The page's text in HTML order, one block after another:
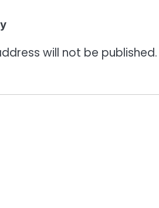
will not be published.